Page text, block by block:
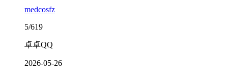
medcosfz
5/619
卓卓QQ
2026-05-26